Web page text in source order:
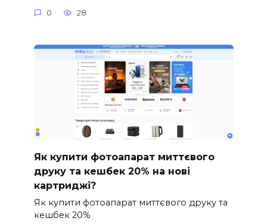
0 28
Як купити фотоапарат миттєвого
друку та кешбек 20% на нові
картриджі?
Як купити фотоапарат миттєвого друку та
кешбек 20%